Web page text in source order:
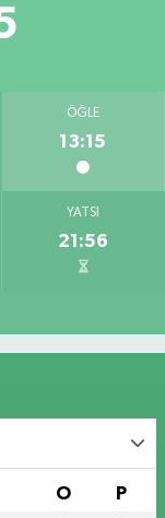
ÖĞLE
13:15
YATSI
21:56
O P